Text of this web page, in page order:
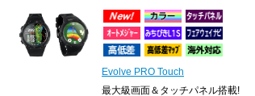
Evolve PRO Touch
最大級画面＆タッチパネル搭載!